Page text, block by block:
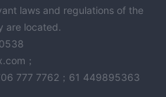
laws and regulations of the
are located.
；
777 7762；61 449895363